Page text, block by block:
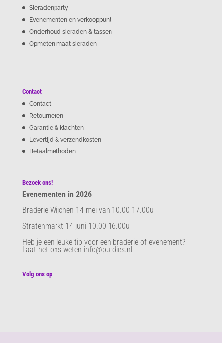
Sieradenparty
Evenementen en verkooppunt
Onderhoud sieraden & tassen
Opmeten maat sieraden
Contact
Contact
Retourneren
Garantie & klachten
Levertijd & verzendkosten
Betaalmethoden
Bezoek ons!
Evenementen in 2026
Braderie Wijchen 14 mei van 10.00-17.00u
Stratenmarkt 14 juni 10.00-16.00u
Heb je een leuke tip voor een braderie of evenement?
Laat het ons weten info@purdies.nl
Volg ons op